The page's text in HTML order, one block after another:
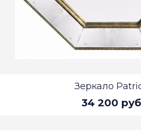
Зеркало
34 200 руб